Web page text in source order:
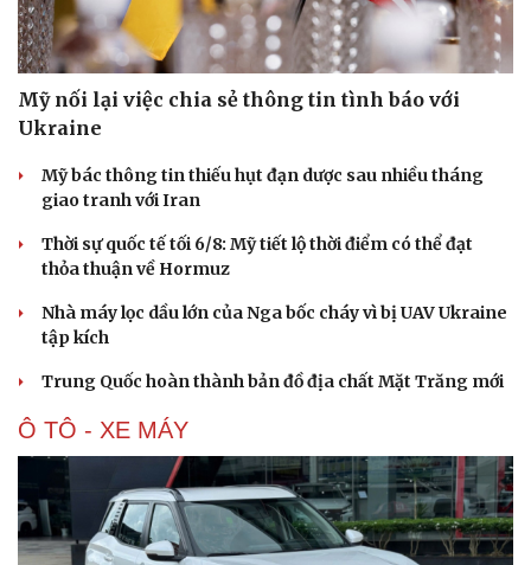
Cải chính
Mỹ nối lại việc chia sẻ thông tin tình báo với
Ukraine
Mỹ bác thông tin thiếu hụt đạn dược sau nhiều tháng
giao tranh với Iran
Thời sự quốc tế tối 6/8: Mỹ tiết lộ thời điểm có thể đạt
thỏa thuận về Hormuz
Nhà máy lọc dầu lớn của Nga bốc cháy vì bị UAV Ukraine
tập kích
Trung Quốc hoàn thành bản đồ địa chất Mặt Trăng mới
Ô TÔ - XE MÁY